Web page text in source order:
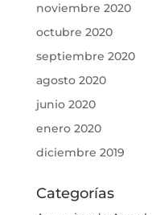
noviembre 2020
octubre 2020
septiembre 2020
agosto 2020
junio 2020
enero 2020
diciembre 2019
Categorías